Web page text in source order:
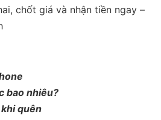
chốt giá và nhận tiền ngay –
bao nhiêu?
quên